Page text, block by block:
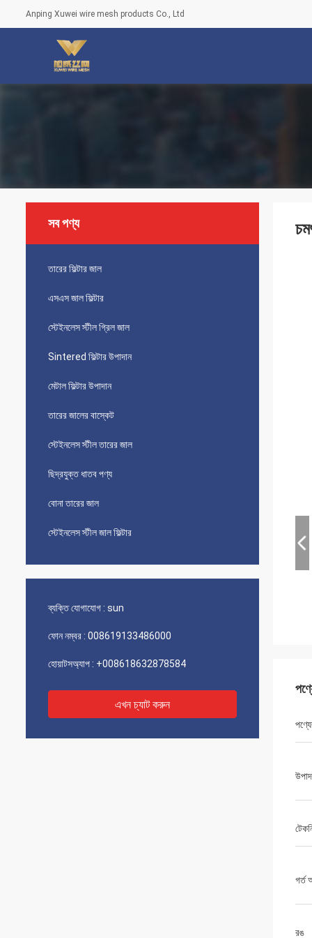
Anping Xuwei wire mesh products Co., Ltd
সব পণ্য
তারের ফিল্টার জাল
এসএস জাল ফিল্টার
স্টেইনলেস স্টীল গ্রিল জাল
Sintered ফিল্টার উপাদান
মেটাল ফিল্টার উপাদান
তারের জালের বাস্কেট
স্টেইনলেস স্টীল তারের জাল
ছিদ্রযুক্ত ধাতব পণ্য
বোনা তারের জাল
স্টেইনলেস স্টীল জাল ফিল্টার
ব্যক্তি যোগাযোগ : sun
ফোন নম্বর : 008619133486000
হোয়াটসঅ্যাপ : +008618632878584
এখন চ্যাট করুন
গর্ত
রঙ